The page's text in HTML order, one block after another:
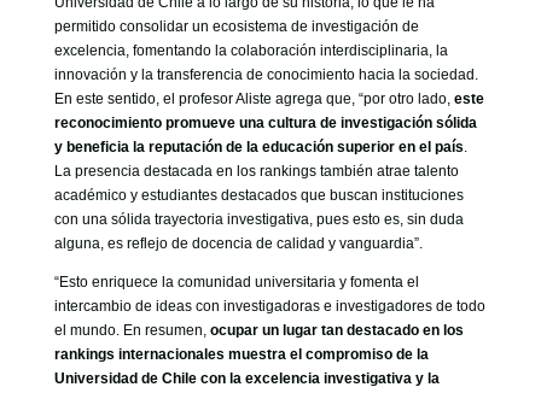
permitido consolidar un ecosistema de investigación de
excelencia, fomentando la colaboración interdisciplinaria, la
innovación y la transferencia de conocimiento hacia la sociedad.
En este sentido, el profesor Aliste agrega que, “por otro lado,este
reconocimiento promueve una cultura de investigación sólida
y beneficia la reputación de la educación superior en el país.
La presencia destacada en los rankings también atrae talento
académico y estudiantes destacados que buscan instituciones
con una sólida trayectoria investigativa, pues esto es, sin duda
alguna, es reflejo de docencia de calidad y vanguardia”.
“Esto enriquece la comunidad universitaria y fomenta el
intercambio de ideas con investigadoras e investigadores de todo
el mundo. En resumen, ocupar un lugar tan destacado en los
rankings internacionales muestra el compromiso de la
Universidad de Chile con la excelencia investigativa y la